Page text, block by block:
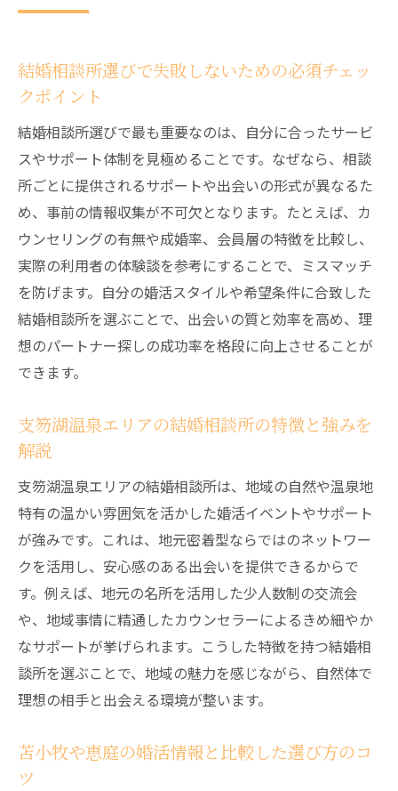
地域密着型結婚相談所の信頼性とサポート
結婚相談所で理想の出会いを叶えるための
準備とは
婚活成功の秘訣は結婚相談所の活用にあり
結婚相談所を活用した効率的な婚活ステッ
プを紹介
成婚率を高める結婚相談所のサポート活用
術
苫小牧や恵庭の婚活事例と成功のポイント
を分析
結婚相談所で出会いを増やすための工夫と
実践法
出会いを実現
理想の出会いを叶える婚活戦略を徹底解説
結婚相談所で理想条件に近づくプロフィー
ル作成法
婚活で大切な自己分析と希望条件の見直し
方
結婚相談所で恋愛感情を育むプロセスと注
意点
苫小牧や恵庭の体験談から学ぶ婚活戦略の
結婚相談所で出会いが続かない時の改善ア
結婚相談所選びで失敗しないための必須チェッ
クポイント
結婚相談所選びで最も重要なのは、自分に合ったサービ
スやサポート体制を見極めることです。なぜなら、相談
所ごとに提供されるサポートや出会いの形式が異なるた
め、事前の情報収集が不可欠となります。たとえば、カ
ウンセリングの有無や成婚率、会員層の特徴を比較し、
実際の利用者の体験談を参考にすることで、ミスマッチ
を防げます。自分の婚活スタイルや希望条件に合致した
結婚相談所を選ぶことで、出会いの質と効率を高め、理
想のパートナー探しの成功率を格段に向上させることが
できます。
支笏湖温泉エリアの結婚相談所の特徴と強みを
解説
支笏湖温泉エリアの結婚相談所は、地域の自然や温泉地
特有の温かい雰囲気を活かした婚活イベントやサポート
が強みです。これは、地元密着型ならではのネットワー
クを活用し、安心感のある出会いを提供できるからで
す。例えば、地元の名所を活用した少人数制の交流会
や、地域事情に精通したカウンセラーによるきめ細やか
なサポートが挙げられます。こうした特徴を持つ結婚相
談所を選ぶことで、地域の魅力を感じながら、自然体で
理想の相手と出会える環境が整います。
苫小牧や恵庭の婚活情報と比較した選び方のコ
ツ